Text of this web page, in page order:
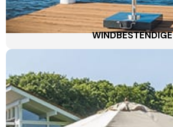
WINDBESTENDIGE